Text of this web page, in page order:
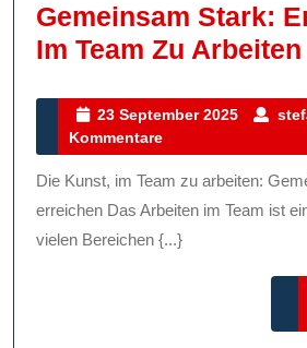
Gemeinsam Stark:
Im Team Zu Arbeiten
23 September 2025
23
2025
Kommentare
Die Kunst, im Team zu arbeiten: Gemeinsam mehr
erreichen Das Arbeiten im Team ist
vielen Bereichen {...}